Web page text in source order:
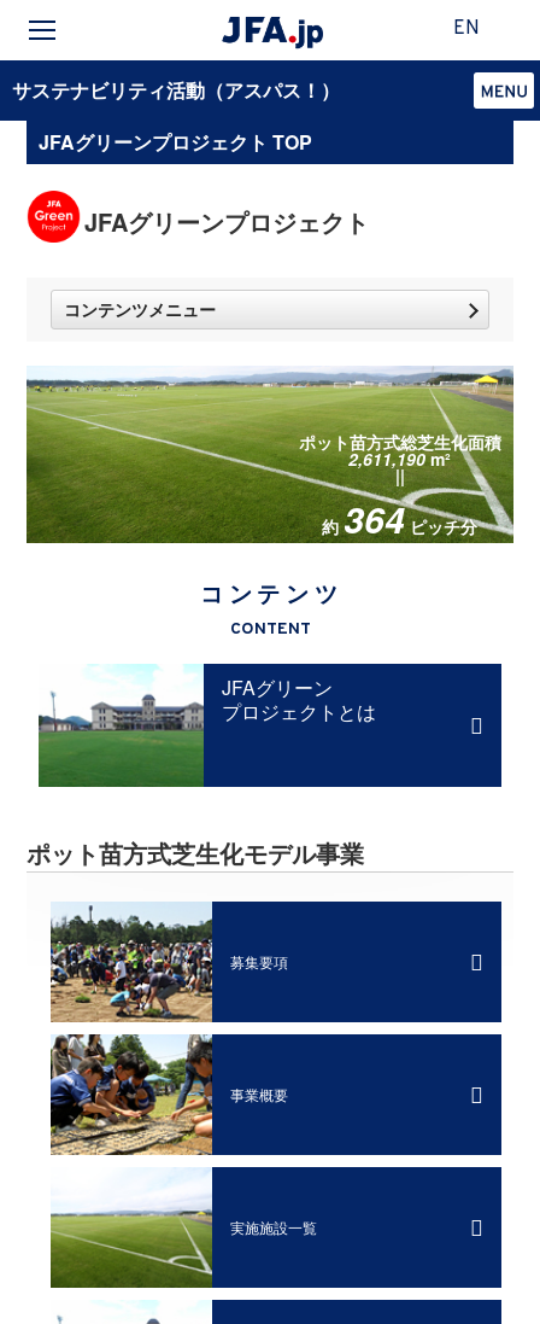
EN
サステナビリティ活動（アスパス！）
JFAグリーンプロジェクト TOP
JFAグリーンプロジェクト
コンテンツメニュー
ポット苗方式総芝生化面積
2,611,190m²
||
約364ピッチ分
コンテンツ
CONTENT
JFAグリーン
プロジェクトとは
ポット苗方式芝生化モデル事業
募集要項
事業概要
実施施設一覧